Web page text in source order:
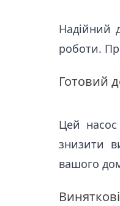
Надійний
роботи.
Готовий
Цей
знизити
вашого